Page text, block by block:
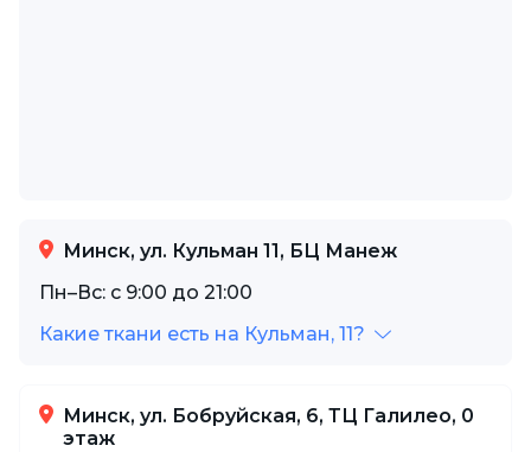
Минск, ул. Кульман 11, БЦ Манеж
Пн–Вс: с 9:00 до 21:00
Какие ткани есть на Кульман, 11?
Минск, ул. Бобруйская, 6, ТЦ Галилео, 0
этаж